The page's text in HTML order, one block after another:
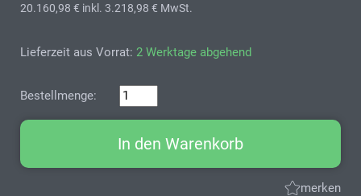
20.160,98 € inkl. 3.218,98 € MwSt.
Lieferzeit aus Vorrat: 2 Werktage abgehend
Bestellmenge:
In den Warenkorb
merken